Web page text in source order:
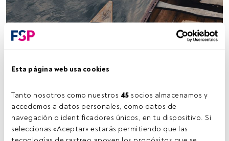
Esta página web usa cookies
Tanto nosotros como nuestros 45 socios almacenamos y
accedemos a datos personales, como datos de
navegación o identificadores únicos, en tu dispositivo. Si
seleccionas «Aceptar» estarás permitiendo que las
Tiempo lectura: